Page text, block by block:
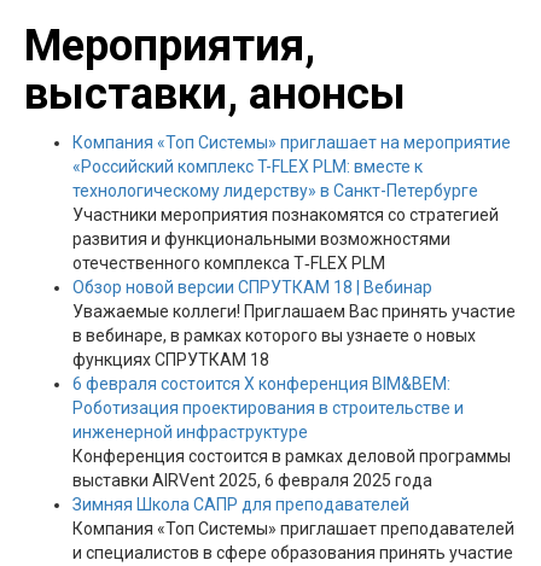
Мероприятия,
выставки, анонсы
Компания «Топ Системы» приглашает на мероприятие
«Российский комплекс T-FLEX PLM: вместе к
технологическому лидерству» в Санкт-Петербурге
Участники мероприятия познакомятся со стратегией
развития и функциональными возможностями
отечественного комплекса T‑FLEX PLM
Обзор новой версии СПРУТКАМ 18 | Вебинар
Уважаемые коллеги! Приглашаем Вас принять участие
в вебинаре, в рамках которого вы узнаете о новых
функциях СПРУТКАМ 18
6 февраля состоится X конференция BIM&BEM:
Роботизация проектирования в строительстве и
инженерной инфраструктуре
Конференция состоится в рамках деловой программы
выставки АIRVent 2025, 6 февраля 2025 года
Зимняя Школа САПР для преподавателей
Компания «Топ Системы» приглашает преподавателей
и специалистов в сфере образования принять участие